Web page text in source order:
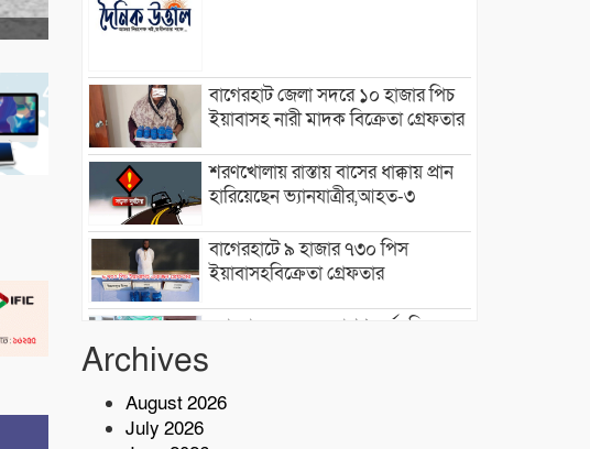
বাগেরহাট জেলা সদরে ১০ হাজার পিচ
ইয়াবাসহ নারী মাদক বিক্রেতা গ্রেফতার
শরণখোলায় রাস্তায় বাসের ধাক্কায় প্রান
হারিয়েছেন ভ্যানযাত্রীর,আহত-৩
বাগেরহাটে ৯ হাজার ৭৩০ পিস
ইয়াবাসহবিক্রেতা গ্রেফতার
মোংলা বন্দরে বৃক্ষরোপণ কর্মসূচি
সেন্টমার্টিনে বৃক্ষরোপণ কর্মসূচি উদ্বোধন
Archives
August 2026
July 2026